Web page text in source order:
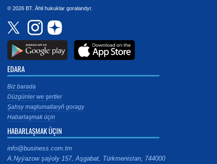
© 2026 BT. Ähli hukuklar goralandyr.
EDARA
Biz barada
Düzgünler we şertler
Şahsy maglumatlaryň goragy
Habarlaşmak üçin
HABARLAŞMAK ÜÇIN
info@business.com.tm
A.Nyýazow şaýoly 157, Aşgabat, Türkmenistan, 744000